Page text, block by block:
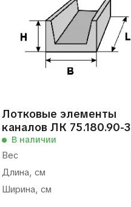
Лотковые элементы
каналов ЛК 75.180.90-3
В наличии
Вес
Длина, см
Ширина, см